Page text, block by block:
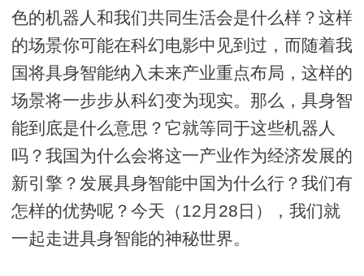
色的机器人和我们共同生活会是什么样？这样
的场景你可能在科幻电影中见到过，而随着我
国将具身智能纳入未来产业重点布局，这样的
场景将一步步从科幻变为现实。那么，具身智
能到底是什么意思？它就等同于这些机器人
吗？我国为什么会将这一产业作为经济发展的
新引擎？发展具身智能中国为什么行？我们有
怎样的优势呢？今天（12月28日），我们就
一起走进具身智能的神秘世界。